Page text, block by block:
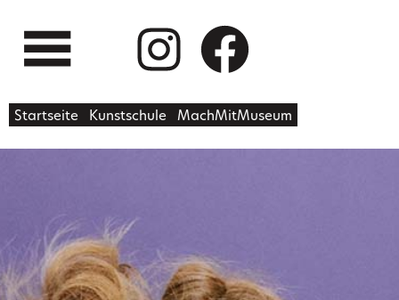
Startseite Kunstschule MachMitMuseum